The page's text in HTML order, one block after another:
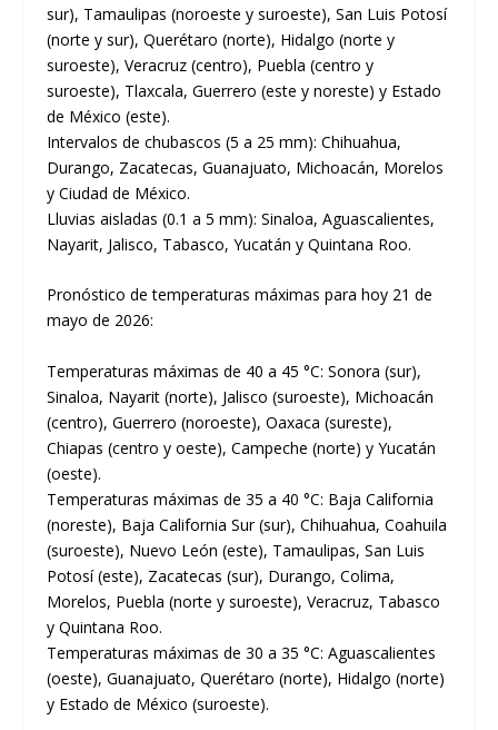
sur), Tamaulipas (noroeste y suroeste), San Luis Potosí
(norte y sur), Querétaro (norte), Hidalgo (norte y
suroeste), Veracruz (centro), Puebla (centro y
suroeste), Tlaxcala, Guerrero (este y noreste) y Estado
de México (este).
Intervalos de chubascos (5 a 25 mm): Chihuahua,
Durango, Zacatecas, Guanajuato, Michoacán, Morelos
y Ciudad de México.
Lluvias aisladas (0.1 a 5 mm): Sinaloa, Aguascalientes,
Nayarit, Jalisco, Tabasco, Yucatán y Quintana Roo.
Pronóstico de temperaturas máximas para hoy 21 de
mayo de 2026:
Temperaturas máximas de 40 a 45 °C: Sonora (sur),
Sinaloa, Nayarit (norte), Jalisco (suroeste), Michoacán
(centro), Guerrero (noroeste), Oaxaca (sureste),
Chiapas (centro y oeste), Campeche (norte) y Yucatán
(oeste).
Temperaturas máximas de 35 a 40 °C: Baja California
(noreste), Baja California Sur (sur), Chihuahua, Coahuila
(suroeste), Nuevo León (este), Tamaulipas, San Luis
Potosí (este), Zacatecas (sur), Durango, Colima,
Morelos, Puebla (norte y suroeste), Veracruz, Tabasco
y Quintana Roo.
Temperaturas máximas de 30 a 35 °C: Aguascalientes
(oeste), Guanajuato, Querétaro (norte), Hidalgo (norte)
y Estado de México (suroeste).